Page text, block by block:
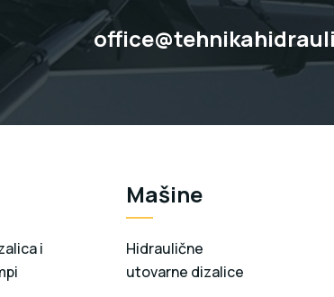
i
Mašine
Hidraulične
utovarne dizalice